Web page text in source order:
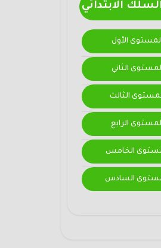
الابتدائي
الأول
الثاني
الثالث
الرابع
الخامس
السادس